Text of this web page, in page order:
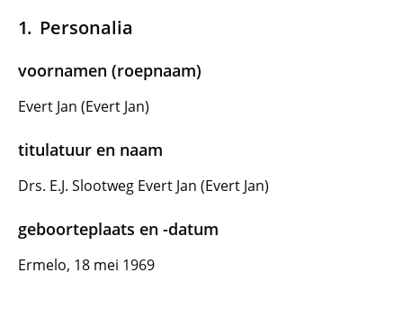
Personalia
voornamen (roepnaam)
Evert Jan (Evert Jan)
titulatuur en naam
Drs. E.J. Slootweg Evert Jan (Evert Jan)
geboorteplaats en -datum
Ermelo, 18 mei 1969